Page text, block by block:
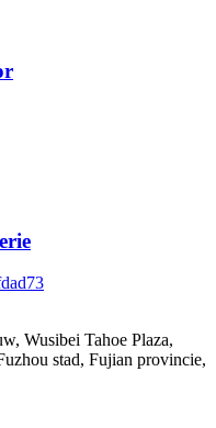
Wusibei Tahoe Plaza,
stad, Fujian provincie,